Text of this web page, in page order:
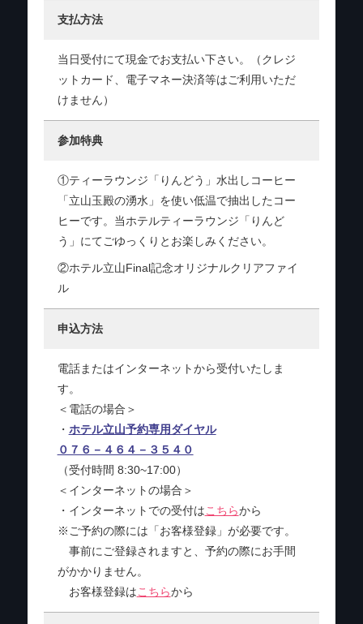
支払方法
当日受付にて現金でお支払い下さい。（クレジ
ットカード、電子マネー決済等はご利用いただ
けません）
参加特典
①ティーラウンジ「りんどう」水出しコーヒー
「立山玉殿の湧水」を使い低温で抽出したコー
ヒーです。 当ホテルティーラウンジ「りんど
う」にてごゆっくりとお楽しみください。
②ホテル立山Final記念オリジナルクリアファイ
ル
申込方法
電話またはインターネットから受付いたしま
す。
＜電話の場合＞
・ ホテル立山予約専用ダイヤル
０７６－４６４－３５４０
（受付時間 8:30~17:00）
＜インターネットの場合＞
・インターネットでの受付はこちらから
※ご予約の際には「お客様登録」が必要です。
事前にご登録されますと、予約の際にお手間
がかかりません。
お客様登録はこちらから